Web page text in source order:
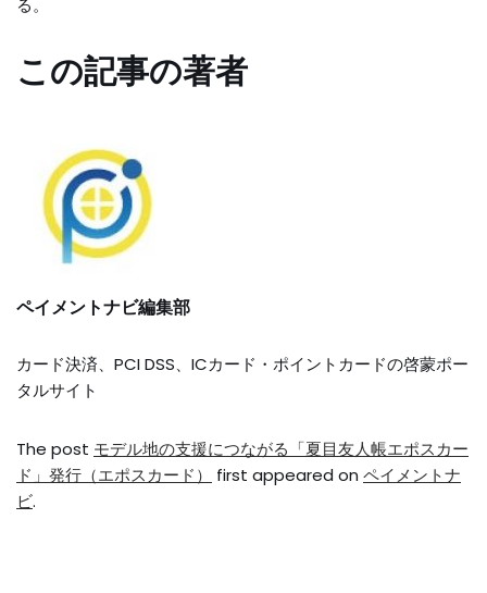
る。
この記事の著者
ペイメントナビ編集部
カード決済、PCI DSS、ICカード・ポイントカードの啓蒙ポー
タルサイト
The post モデル地の支援につながる「夏目友人帳エポスカー
ド」発行（エポスカード）
first appeared on ペイメントナ
ビ.